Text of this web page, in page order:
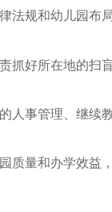
法规和幼儿园布
好所在地的扫
人事管理、继续
量和办学效益